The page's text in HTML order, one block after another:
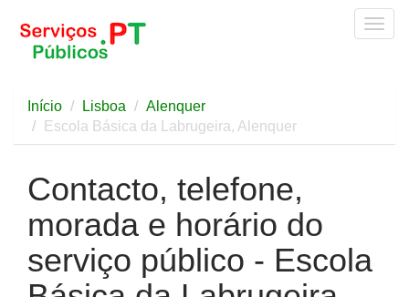
Início Lisboa
Alenquer
Escola Básica da Labrugeira, Alenquer
Contacto, telefone,
morada e horário do
serviço público - Escola